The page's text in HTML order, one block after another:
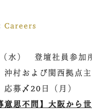
Careers
水） 登壇社員参加
村および関西拠点
募〆20日（月）
意思不問】大阪から